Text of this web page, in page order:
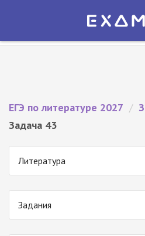
Экзамер — ЕГЭ 2027
ЕГЭ по литературе 2027 /
Задача 43
Литература
Задания